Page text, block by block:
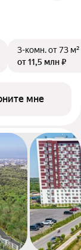
3-комн.от 73 м²
от 11,5 млн ₽
мне